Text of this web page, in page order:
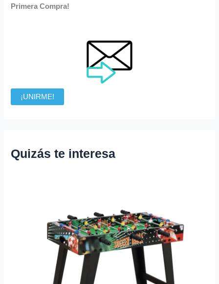
Primera Compra!
¡UNIRME!
Quizás te interesa